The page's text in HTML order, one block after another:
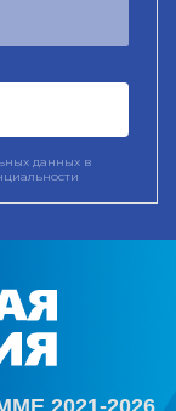
данных в
2021-2026